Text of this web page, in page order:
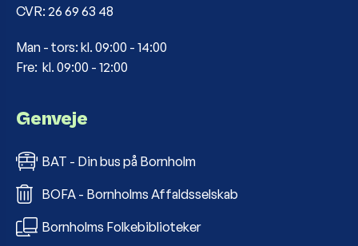
CVR: 26 69 63 48
Man - tors: kl. 09:00 - 14:00
Fre: kl. 09:00 - 12:00
Genveje
BAT - Din bus på Bornholm
BOFA - Bornholms Affaldsselskab
Bornholms Folkebiblioteker